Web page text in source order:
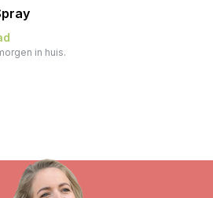
in huis.